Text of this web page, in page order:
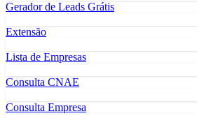
Gerador de Leads Grátis
Extensão
Lista de Empresas
Consulta CNAE
Consulta Empresa